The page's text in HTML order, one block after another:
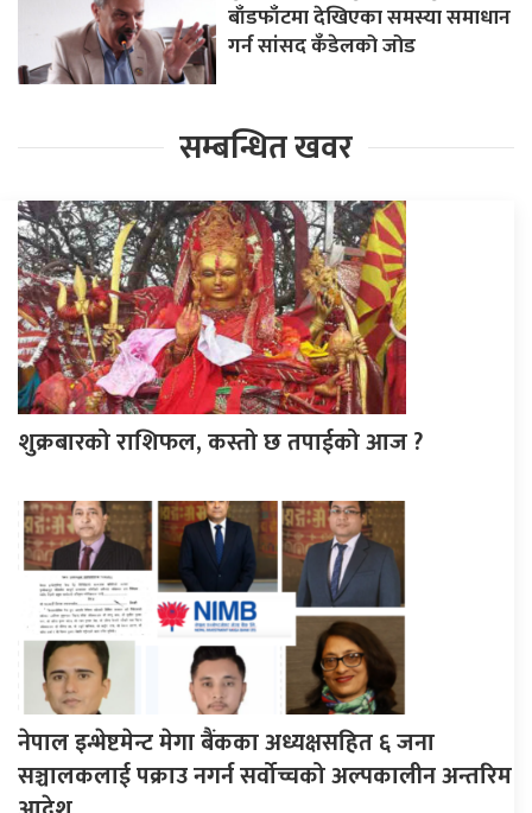
बाँडफाँटमा देखिएका समस्या समाधान
गर्न सांसद कँडेलको जोड
सम्बन्धित खवर
शुक्रबारको राशिफल, कस्तो छ तपाईको आज ?
नेपाल इन्भेष्टमेन्ट मेगा बैंकका अध्यक्षसहित ६ जना
सञ्चालकलाई पक्राउ नगर्न सर्वोच्चको अल्पकालीन अन्तरिम